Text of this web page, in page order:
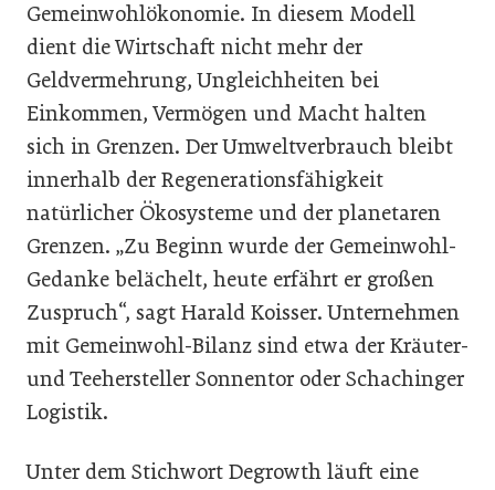
Gemeinwohlökonomie. In diesem Modell
dient die Wirtschaft nicht mehr der
Geldvermehrung, Ungleichheiten bei
Einkommen, Vermögen und Macht halten
sich in Grenzen. Der Umweltverbrauch bleibt
innerhalb der Regenerationsfähigkeit
natürlicher Ökosysteme und der planetaren
Grenzen. „Zu Beginn wurde der Gemeinwohl-
Gedanke belächelt, heute erfährt er großen
Zuspruch“, sagt Harald Koisser. Unternehmen
mit Gemeinwohl-Bilanz sind etwa der Kräuter-
und Teehersteller Sonnentor oder Schachinger
Logistik.
Unter dem Stichwort Degrowth läuft eine